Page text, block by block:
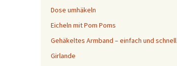
Dose umhäkeln
Eicheln mit Pom Poms
Gehäkeltes Armband – einfach und schnell
Girlande